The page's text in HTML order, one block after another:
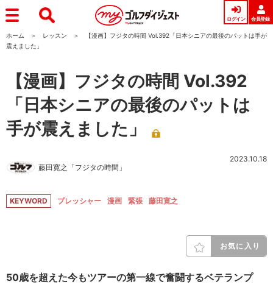
ログイン 会員登録
ホーム レッスン
【漫画】フジタの時間 Vol.392「日本シニアの最後のパットは手が
震えました」
【漫画】フジタの時間 Vol.392
「日本シニアの最後のパットは
手が震えました」
藤田寛之「フジタの時間」
2023.10.18
KEYWORD プレッシャー 漫画 緊張 藤田寛之
お気に入り
50歳を超えた今もツアーの第一線で奮闘するベテランプ